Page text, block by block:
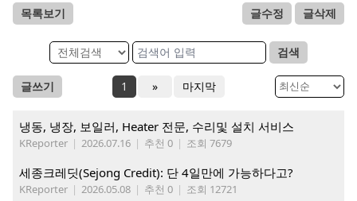
목록보기 글수정 글삭제
검색
글쓰기 1 » 마지막
냉동, 냉장, 보일러, Heater 전문, 수리및 설치 서비스
KReporter | 2026.07.16 | 추천 0 | 조회 7679
세종크레딧(Sejong Credit): 단 4일만에 가능하다고?
KReporter | 2026.05.08 | 추천 0 | 조회 12721